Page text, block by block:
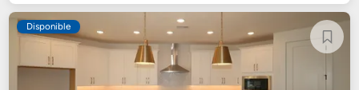
Disponible